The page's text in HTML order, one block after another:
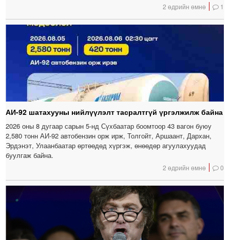
2 өдрийн өмнө 1
АИ-92 шатахууны нийлүүлэлт тасралтгүй үргэлжилж байна
2026 оны 8 дугаар сарын 5-нд Сүхбаатар боомтоор 43 вагон буюу
2,580 тонн АИ-92 автобензин орж ирж, Толгойт, Аршаант, Дархан,
Эрдэнэт, Улаанбаатар өртөөдөд хүргэж, өнөөдөр агуулахуудад
буулгаж байна.
2 өдрийн өмнө 0